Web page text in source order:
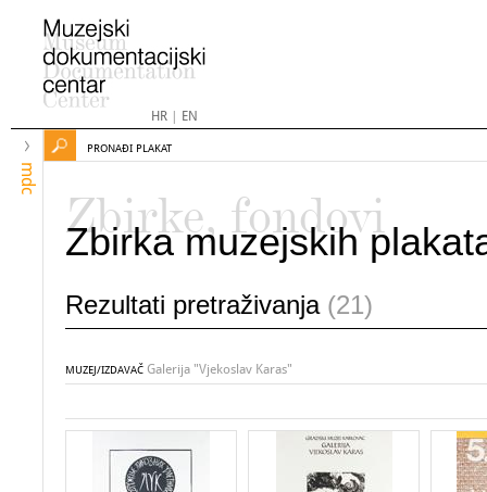
HR| EN
mdc
PRONAĐI PLAKAT
Zbirke, fondovi
Zbirka muzejskih
Rezultati pretraživanja (21)
MUZEJ/IZDAVAČ Galerija "Vjekoslav Karas"